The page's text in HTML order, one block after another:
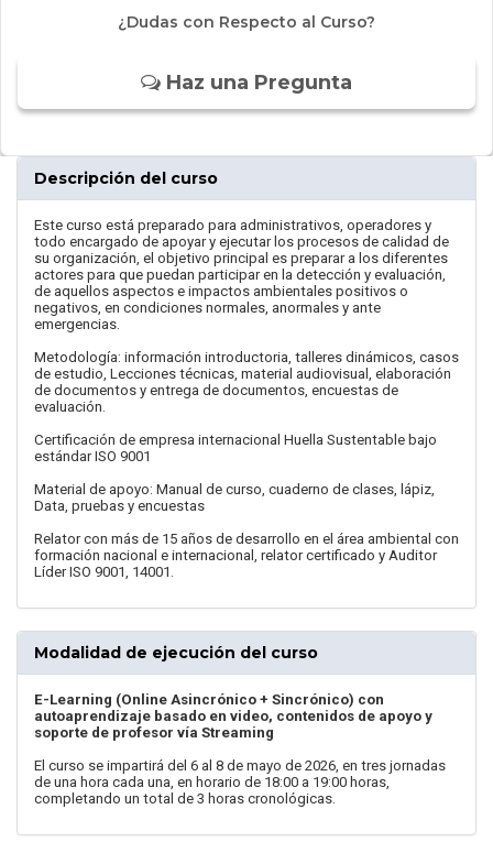
¿Dudas con Respecto al Curso?
Haz una Pregunta
Descripción del curso
Este curso está preparado para administrativos, operadores y
todo encargado de apoyar y ejecutar los procesos de calidad de
su organización, el objetivo principal es preparar a los diferentes
actores para que puedan participar en la detección y evaluación,
de aquellos aspectos e impactos ambientales positivos o
negativos, en condiciones normales, anormales y ante
emergencias.
Metodología: información introductoria, talleres dinámicos, casos
de estudio, Lecciones técnicas, material audiovisual, elaboración
de documentos y entrega de documentos, encuestas de
evaluación.
Certificación de empresa internacional Huella Sustentable bajo
estándar ISO 9001
Material de apoyo: Manual de curso, cuaderno de clases, lápiz,
Data, pruebas y encuestas
Relator con más de 15 años de desarrollo en el área ambiental con
formación nacional e internacional, relator certificado y Auditor
Líder ISO 9001, 14001.
Modalidad de ejecución del curso
E-Learning (Online Asincrónico + Sincrónico) con
autoaprendizaje basado en video, contenidos de apoyo y
soporte de profesor vía Streaming
El curso se impartirá del 6 al 8 de mayo de 2026, en tres jornadas
de una hora cada una, en horario de 18:00 a 19:00 horas,
completando un total de 3 horas cronológicas.